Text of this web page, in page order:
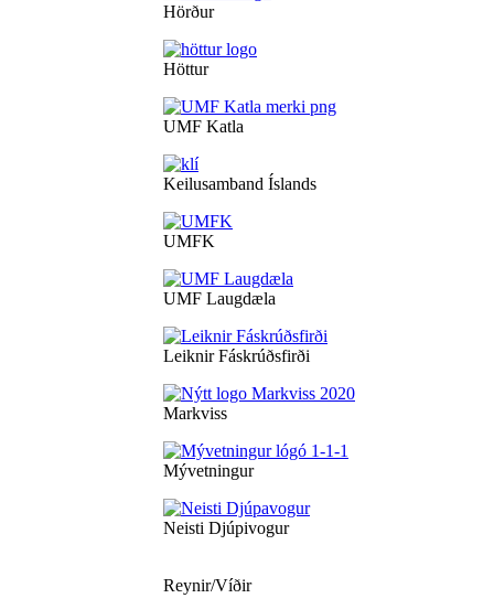
Hörður
Höttur
UMF Katla
Keilusamband Íslands
UMFK
UMF Laugdæla
Leiknir Fáskrúðsfirði
Markviss
Mývetningur
Neisti Djúpivogur
Reynir/Víðir